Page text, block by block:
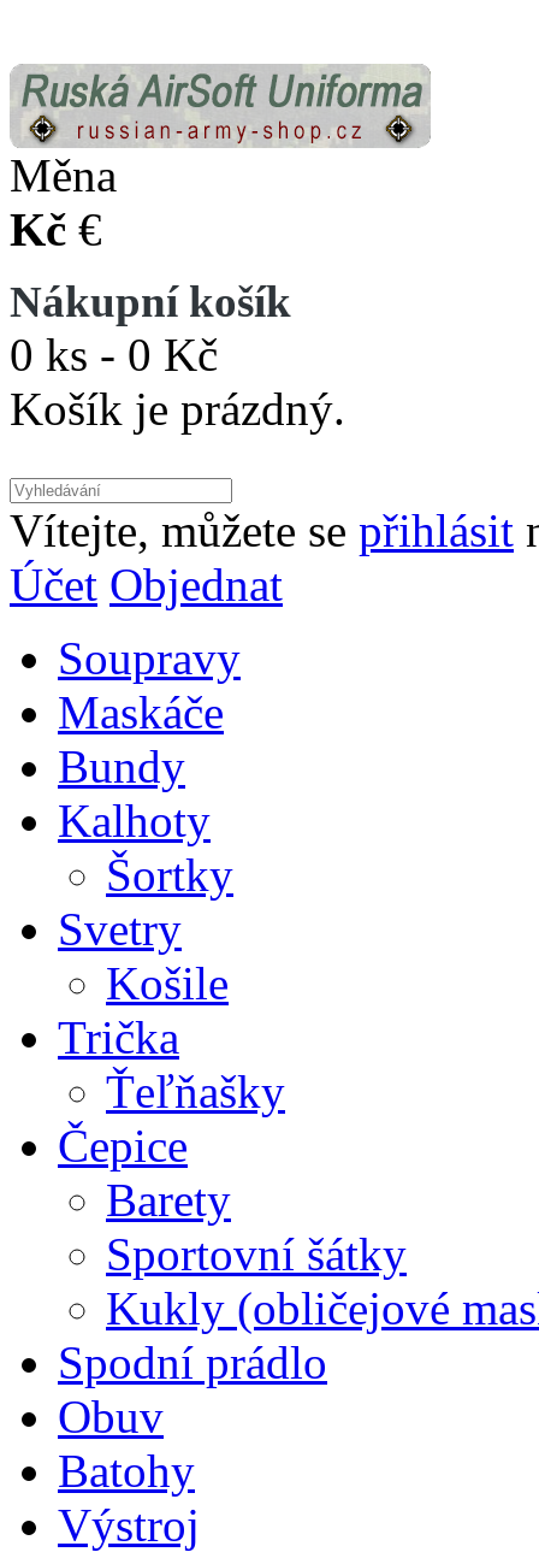
Měna
Kč €
Nákupní košík
0 ks - 0 Kč
Košík je prázdný.
Vítejte, můžete se přihlásit
Účet Objednat
Soupravy
Maskáče
Bundy
Kalhoty
Šortky
Svetry
Košile
Trička
Ťeľňašky
Čepice
Barety
Sportovní šátky
Kukly (obličejové
Spodní prádlo
Obuv
Batohy
Výstroj